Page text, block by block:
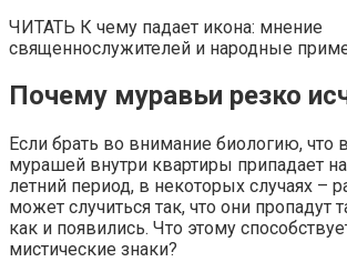
ЧИТАТЬ К чему падает икона: мнение
священнослужителей и народные
Почему муравьи резко
Если брать во внимание биологию, что
мурашей внутри квартиры припадает
летний период, в некоторых случаях –
может случиться так, что они пропадут
как и появились. Что этому
мистические знаки?